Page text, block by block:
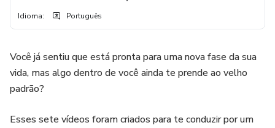
Idioma: Português
Você já sentiu que está pronta para uma nova fase da sua
vida, mas algo dentro de você ainda te prende ao velho
padrão?
Esses sete vídeos foram criados para te conduzir por um